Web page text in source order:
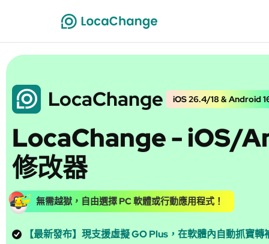
LocaChange iOS 26.4/18 & Android
LocaChange - iOS/
修改器
無需越獄，自由選擇 PC 軟體或行動應用程式！
【最新發布】現支援虛擬 GO Plus，在軟體內自動抓寶轉